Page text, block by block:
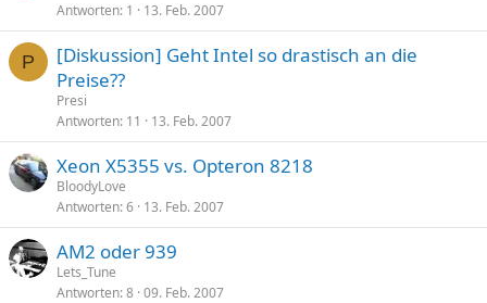
Antworten 1 13. Feb. 2007
P
[Diskussion] Geht Intel so drastisch an die
Preise??
Presi
Antworten 11 13. Feb. 2007
Xeon X5355 vs. Opteron 8218
BloodyLove
Antworten 6 13. Feb. 2007
AM2 oder 939
Lets_Tune
Antworten 8 09. Feb. 2007